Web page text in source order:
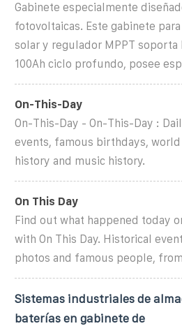
Gabinete especialmente
fotovoltaicas. Este gabinete
solar y regulador MPPT soporta
100Ah ciclo profundo, posee
On-This-Day
On-This-Day - On-This-Day :
events, famous birthdays,
history and music history.
On This Day
Find out what happened today
with On This Day. Historical
photos and famous people,
Sistemas industriales de
baterías en gabinete de